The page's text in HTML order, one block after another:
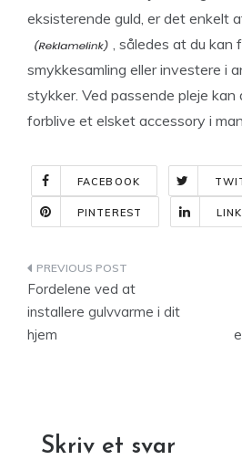
eksisterende guld, er det enkelt
, således at du kan
smykkesamling eller investere i
stykker. Ved passende pleje kan
forblive et elsket accessory i
FACEBOOK
PINTEREST
Indlægsnavigation
Fordelene ved at
installere gulvvarme i dit
hjem
Skriv et svar